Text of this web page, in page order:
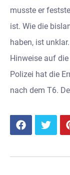
musste er
ist. Wie die
haben, ist
Hinweise auf
Polizei hat die
nach dem T6.